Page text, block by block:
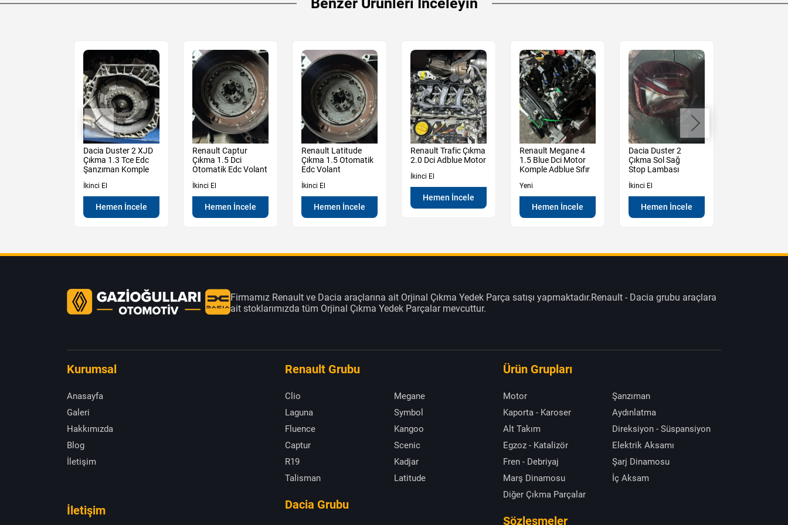
Dacia Duster 2 XJD
Çıkma 1.3 Tce Edc
Şanzıman Komple
İkinci El
Hemen İncele
Renault Captur
Çıkma 1.5 Dci
Otomatik Edc Volant
İkinci El
Hemen İncele
Renault Latitude
Çıkma 1.5 Otomatik
Edc Volant
İkinci El
Hemen İncele
Renault Trafic Çıkma
2.0 Dci Adblue Motor
İkinci El
Hemen İncele
Renault Megane 4
1.5 Blue Dci Motor
Komple Adblue Sıfır
Yeni
Hemen İncele
Dacia Duster 2
Çıkma Sol Sağ
Stop Lambası
İkinci El
Hemen İncele
Firmamız Renault ve Dacia araçlarına ait Orjinal Çıkma Yedek Parça satışı yapmaktadır.Renault - Dacia grubu araçlara
ait stoklarımızda tüm Orjinal Çıkma Yedek Parçalar mevcuttur.
Kurumsal
Anasayfa
Galeri
Hakkımızda
Blog
İletişim
İletişim
Renault Grubu
Clio
Megane
Laguna
Symbol
Fluence
Kangoo
Captur
Scenic
R19
Kadjar
Talisman
Latitude
Dacia Grubu
Ürün Grupları
Motor
Şanzıman
Kaporta - Karoser
Aydınlatma
Alt Takım
Direksiyon - Süspansiyon
Egzoz - Katalizör
Elektrik Aksamı
Fren - Debriyaj
Şarj Dinamosu
Marş Dinamosu
İç Aksam
Diğer Çıkma Parçalar
Sözleşmeler